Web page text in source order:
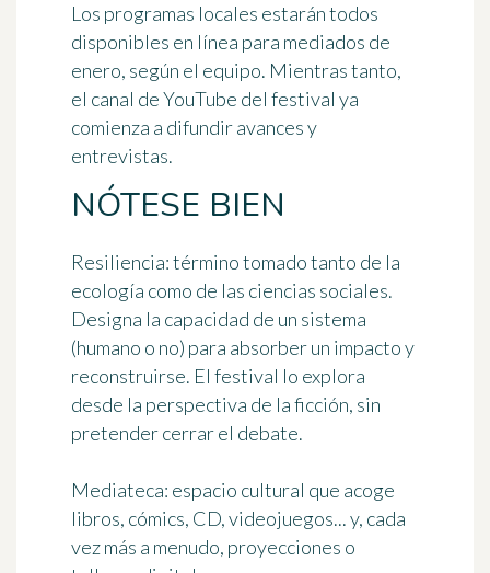
Los programas locales estarán todos
disponibles en línea para mediados de
enero, según el equipo. Mientras tanto,
el canal de YouTube del festival ya
comienza a difundir avances y
entrevistas.
NÓTESE BIEN
Resiliencia: término tomado tanto de la
ecología como de las ciencias sociales.
Designa la capacidad de un sistema
(humano o no) para absorber un impacto y
reconstruirse. El festival lo explora
desde la perspectiva de la ficción, sin
pretender cerrar el debate.
Mediateca: espacio cultural que acoge
libros, cómics, CD, videojuegos... y, cada
vez más a menudo, proyecciones o